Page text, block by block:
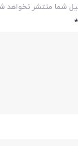
شما منتشر نخواهد
*